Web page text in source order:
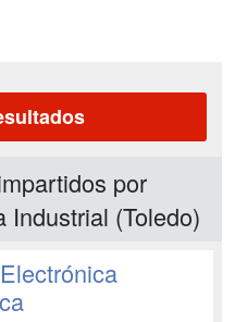
por
Industrial (Toledo)